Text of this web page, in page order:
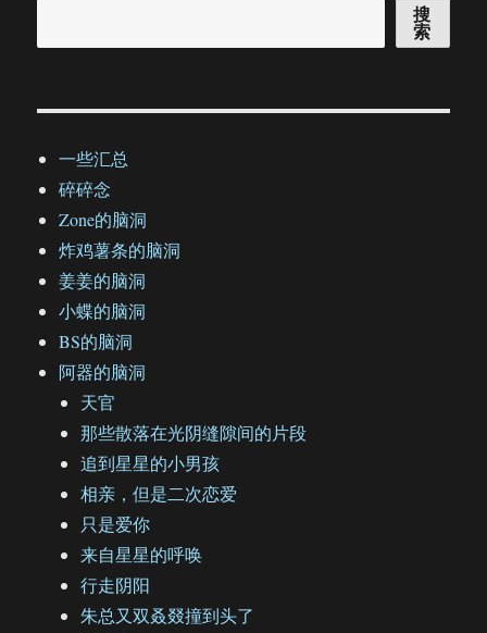
搜
索
一些汇总
碎碎念
Zone的脑洞
炸鸡薯条的脑洞
姜姜的脑洞
小蝶的脑洞
BS的脑洞
阿器的脑洞
天官
那些散落在光阴缝隙间的片段
追到星星的小男孩
相亲，但是二次恋爱
只是爱你
来自星星的呼唤
行走阴阳
朱总又双叒叕撞到头了